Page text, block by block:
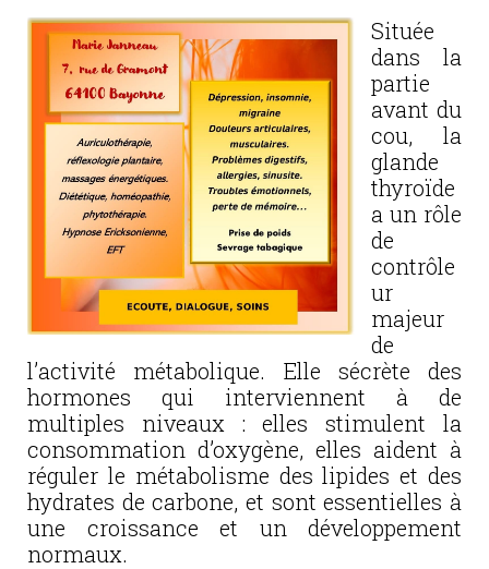
Située
dans la
partie
avant du
cou, la
glande
thyroïde
a un rôle
de
contrôle
ur
majeur
de
l’activité métabolique. Elle sécrète des
hormones qui interviennent à de
multiples niveaux : elles stimulent la
consommation d’oxygène, elles aident à
réguler le métabolisme des lipides et des
hydrates de carbone, et sont essentielles à
une croissance et un développement
normaux.